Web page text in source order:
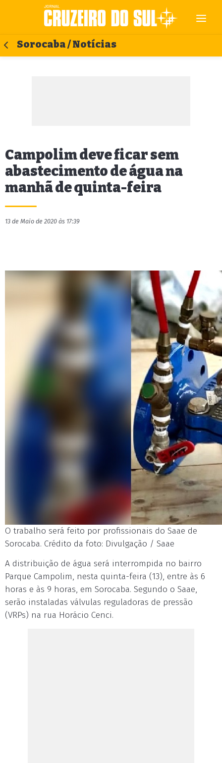
Sorocaba / Notícias
Campolim deve ficar sem
abastecimento de água na
manhã de quinta-feira
13 de Maio de 2020 às 17:39
O trabalho será feito por profissionais do Saae de
Sorocaba. Crédito da foto: Divulgação / Saae
A distribuição de água será interrompida no bairro
Parque Campolim, nesta quinta-feira (13), entre às 6
horas e às 9 horas, em Sorocaba. Segundo o Saae,
serão instaladas válvulas reguladoras de pressão
(VRPs) na rua Horácio Cenci.